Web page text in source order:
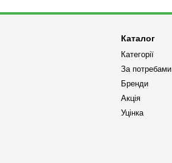
Каталог
Категорії
За потребами
Бренди
Акція
Уцінка